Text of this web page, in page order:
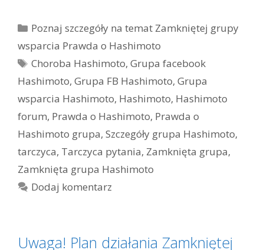
Kategorie
Poznaj szczegóły na temat Zamkniętej grupy
wsparcia Prawda o Hashimoto
Tagi
Choroba Hashimoto,Grupa facebook
Hashimoto, Grupa FB Hashimoto, Grupa
wsparcia Hashimoto, Hashimoto, Hashimoto
forum, Prawda o Hashimoto, Prawda o
Hashimoto grupa, Szczegóły grupa Hashimoto,
tarczyca, Tarczyca pytania, Zamknięta grupa,
Zamknięta grupa Hashimoto
Dodaj komentarz
Uwaga! Plan działania Zamkniętej